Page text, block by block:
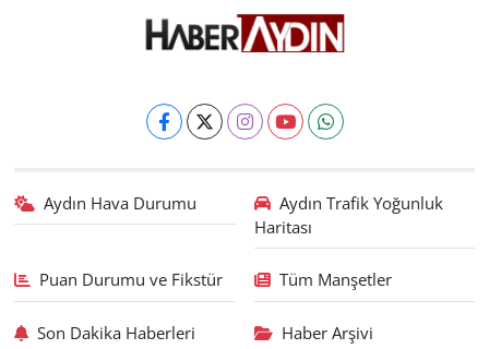
Aydın Hava Durumu
Aydın Trafik Yoğunluk
Haritası
Puan Durumu ve Fikstür Tüm Manşetler
Son Dakika Haberleri Haber Arşivi